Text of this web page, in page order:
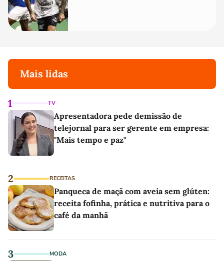
Mais lidas
1 TV
Apresentadora pede demissão de
telejornal para ser gerente em empresa:
"Mais tempo e paz"
2 RECEITAS
Panqueca de maçã com aveia sem glúten:
receita fofinha, prática e nutritiva para o
café da manhã
3 MODA